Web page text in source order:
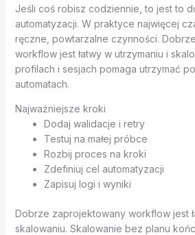
Jeśli coś robisz codziennie, to jest to
automatyzacji. W praktyce najwięcej
ręczne, powtarzalne czynności.
workflow jest łatwy w utrzymaniu i
profilach i sesjach pomaga utrzymać
automatach.
Najważniejsze kroki
Dodaj walidacje i retry
Testuj na małej próbce
Rozbij proces na kroki
Zdefiniuj cel automatyzacji
Zapisuj logi i wyniki
Dobrze zaprojektowany workflow jest
skalowaniu. Skalowanie bez planu